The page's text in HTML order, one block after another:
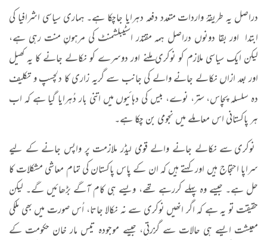
دراصل یہ طریقۂ واردات متعدد دفعہ دہرایا جاچکا ہے۔ ہماری سیاسی اشرافیا کی
ابتدا اور بقا دونوں دراصل ہمہ مقتدر اسٹیبلشمنٹ کی مرہونِ منت رہی ہے،
لیکن ایک سیاسی ملازم کو نوکری ملنے اور دوسرے کو نکالے جانے کا یہ کھیل
اور بعد ازاں نکالے جانے والے کی جانب سے گریہ زاری کا دلچسپ و تکلیف
دہ سلسلہ پچاس، ستر، نوے، بیس کی دہائیوں میں اتنی بار دُہرایا گیا ہے کہ اب
ہر پاکستانی اس معاملے میں نجومی بن چکا ہے۔
نوکری سے نکالے جانے والے قومی لیڈر ملازمت پر واپس جانے کے لیے
سراپا احتجاج ہیں اور کہتے ہیں کہ ان کے پاس پاکستان کی تمام معاشی مشکلات کا
حل ہے۔ جیسے وہ پہلے کررہے تھے، ویسے ہی کام آگے بڑھائیں گے۔ لیکن
حقیقت تو یہ ہے کہ اگر انھیں نوکری سے نہ نکالا جاتا، اُس صورت میں بھی ملکی
معیشت ایسے ہی حالات سے گزرتی، جیسے موجودہ تیس مار خان حکومت کے